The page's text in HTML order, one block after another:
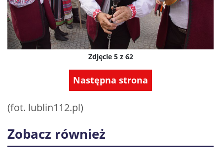
Zdjęcie 5 z 62
Następna strona
(fot. lublin112.pl)
Zobacz również